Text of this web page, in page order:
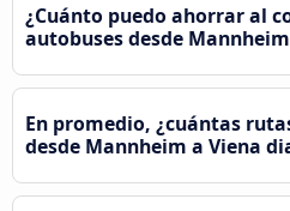
¿Cuánto puedo ahorrar al
autobuses desde
En promedio, ¿cuántas
desde Mannheim a Viena